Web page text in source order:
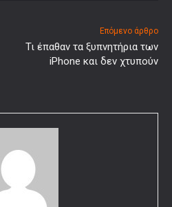
Επόμενο άρθρο
Τι έπαθαν τα ξυπνητήρια των
iPhone και δεν χτυπούν